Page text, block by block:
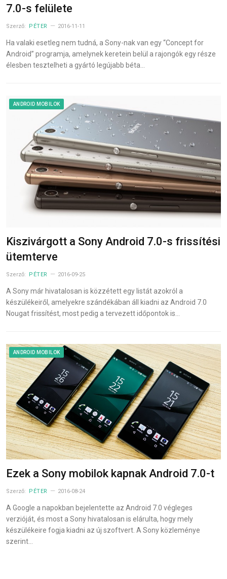
7.0-s felülete
Szerző: PÉTER 2016-11-11
Ha valaki esetleg nem tudná, a Sony-nak van egy “Concept for
Android” programja, amelynek keretein belül a rajongók egy része
élesben tesztelheti a gyártó legújabb béta…
ANDROID MOBILOK
Kiszivárgott a Sony Android 7.0-s frissítési
ütemterve
Szerző: PÉTER 2016-09-25
A Sony már hivatalosan is közzétett egy listát azokról a
készülékeiről, amelyekre szándékában áll kiadni az Android 7.0
Nougat frissítést, most pedig a tervezett időpontok is…
ANDROID MOBILOK
Ezek a Sony mobilok kapnak Android 7.0-t
Szerző: PÉTER 2016-08-24
A Google a napokban bejelentette az Android 7.0 végleges
verzióját, és most a Sony hivatalosan is elárulta, hogy mely
készülékeire fogja kiadni az új szoftvert. A Sony közleménye
szerint…